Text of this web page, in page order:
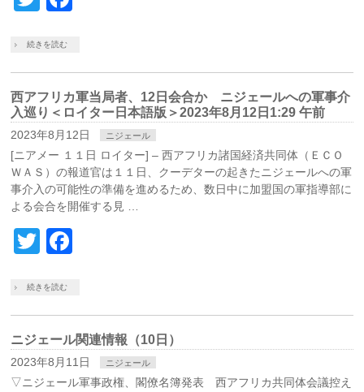
続きを読む
西アフリカ軍当局者、12日会合か ニジェールへの軍事介
入巡り＜ロイター日本語版＞2023年8月12日1:29 午前
2023年8月12日 ニジェール
[ニアメー １１日 ロイター] – 西アフリカ諸国経済共同体（ＥＣＯ
ＷＡＳ）の報道官は１１日、クーデターの起きたニジェールへの軍
事介入の可能性の準備を進めるため、数日中に加盟国の軍指導部に
よる会合を開催する見 …
Twitter
続きを読む
ニジェール関連情報（10日）
2023年8月11日 ニジェール
▽ニジェール軍事政権、閣僚名簿発表 西アフリカ共同体会議控え